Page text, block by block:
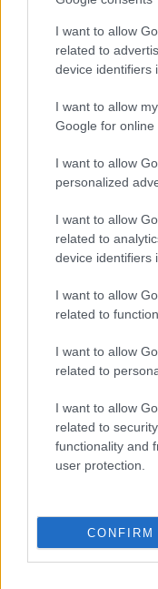
I want to allow
related to
device identifiers
I want to allow
Google for online
I want to allow
personalized
I want to allow
related to
device identifiers
I want to allow
related to
I want to allow
related to
I want to allow
related to
functionality and
user protection.
CONFIRM
Πώς θα
την
αεροσκάφος
αεροδρόμιο
και
Αεροσταθμό
ώρες.
Διαμονή:Στο
ξενοδοχεία
πάνω σε
την